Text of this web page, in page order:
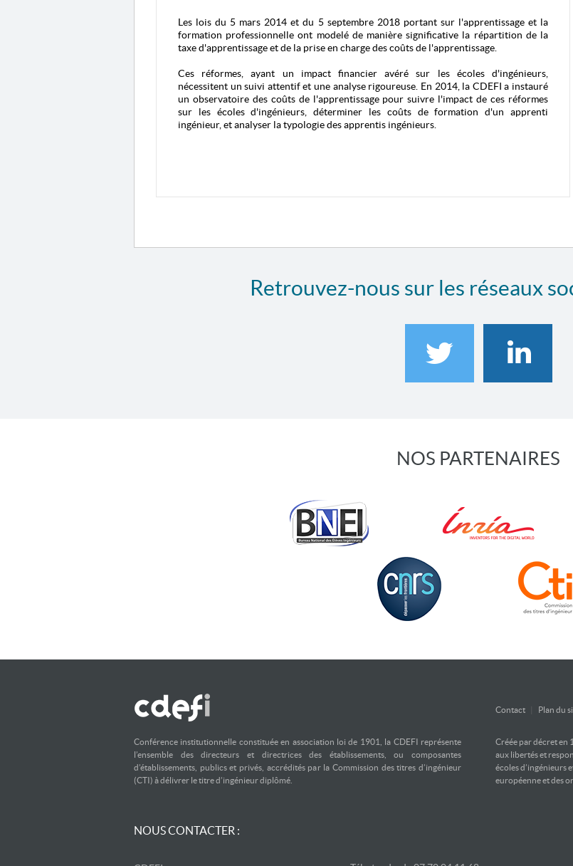
Les lois du 5 mars 2014 et du 5 septembre 2018 portant sur l'apprentissage et la
formation professionnelle ont modelé de manière significative la répartition de la
taxe d'apprentissage et de la prise en charge des coûts de l'apprentissage.
Ces réformes, ayant un impact financier avéré sur les écoles d'ingénieurs,
nécessitent un suivi attentif et une analyse rigoureuse. En 2014, la CDEFI a instauré
un observatoire des coûts de l'apprentissage pour suivre l'impact de ces réformes
sur les écoles d'ingénieurs, déterminer les coûts de formation d'un apprenti
ingénieur, et analyser la typologie des apprentis ingénieurs.
Retrouvez-nous sur les réseaux
NOS PARTENAIRES
Contact Plan du
Conférence institutionnelle constituée en association loi de 1901, la CDEFI représente
l’ensemble des directeurs et directrices des établissements, ou composantes
d’établissements, publics et privés, accrédités par la Commission des titres d’ingénieur
(CTI) à délivrer le titre d’ingénieur diplômé.
Créée par décret en
aux libertés et
écoles d’ingénieurs
européenne et des
NOUS CONTACTER :